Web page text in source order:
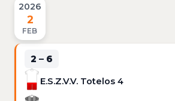
2026
2
FEB
2 – 6
E.S.Z.V.V. Totelos 4